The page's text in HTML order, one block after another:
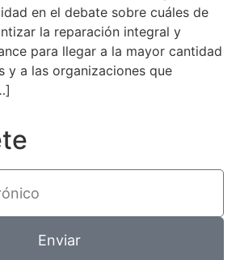
en el debate sobre cuáles de
la reparación integral y
para llegar a la mayor cantidad
y a las organizaciones que
Enviar